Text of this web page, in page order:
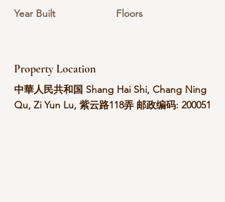
Year Built
Floors
Property Location
中華人民共和国 Shang Hai Shi, Chang Ning
Qu, Zi Yun Lu, 紫云路118弄 邮政编码: 200051